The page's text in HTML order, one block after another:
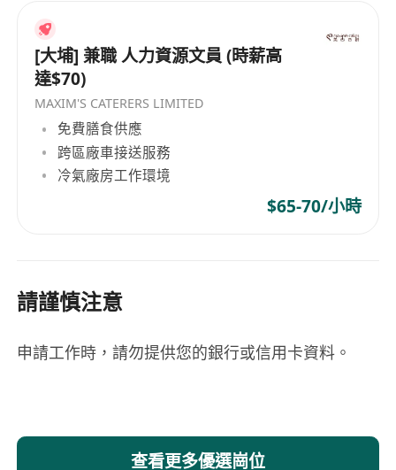
[大埔] 兼職 人力資源文員 (時薪高
達$70)
MAXIM'S CATERERS LIMITED
免費膳食供應
跨區廠車接送服務
冷氣廠房工作環境
$65-70/小時
請謹慎注意
申請工作時，請勿提供您的銀行或信用卡資料。
查看更多優選崗位